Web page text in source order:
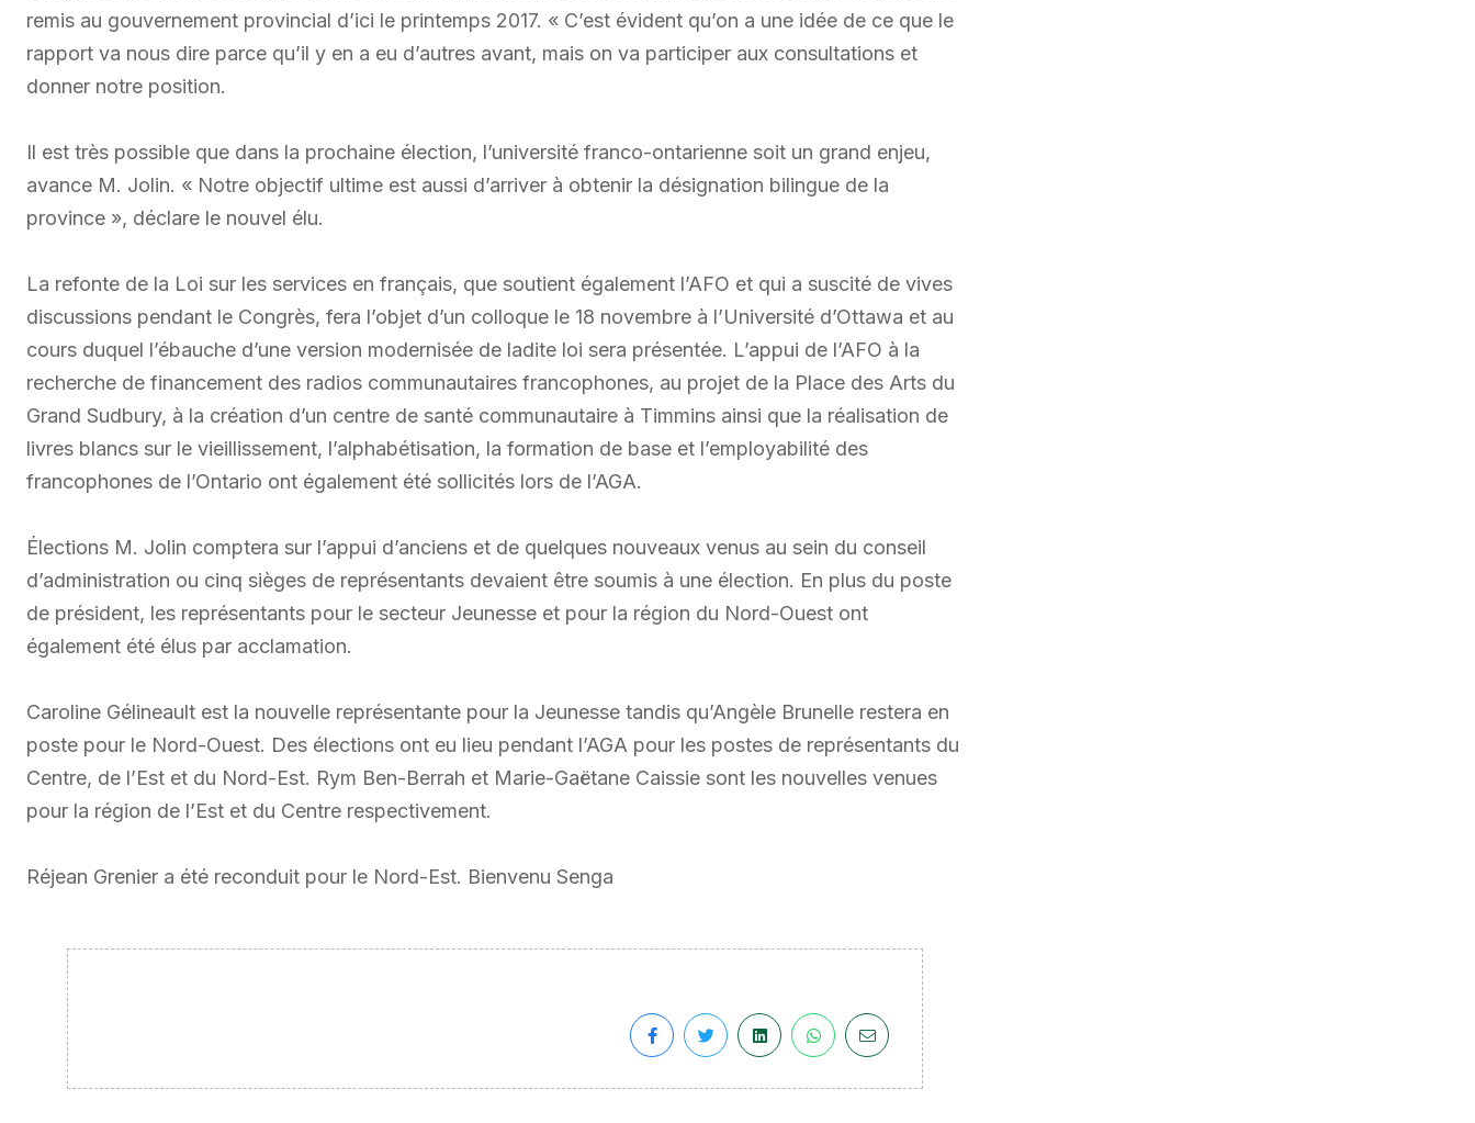
remis au gouvernement provincial d’ici le printemps 2017. « C’est évident qu’on a une idée de ce que le
rapport va nous dire parce qu’il y en a eu d’autres avant, mais on va participer aux consultations et
donner notre position.
Il est très possible que dans la prochaine élection, l’université franco-ontarienne soit un grand enjeu,
avance M. Jolin. « Notre objectif ultime est aussi d’arriver à obtenir la désignation bilingue de la
province », déclare le nouvel élu.
La refonte de la Loi sur les services en français, que soutient également l’AFO et qui a suscité de vives
discussions pendant le Congrès, fera l’objet d’un colloque le 18 novembre à l’Université d’Ottawa et au
cours duquel l’ébauche d’une version modernisée de ladite loi sera présentée. L’appui de l’AFO à la
recherche de financement des radios communautaires francophones, au projet de la Place des Arts du
Grand Sudbury, à la création d’un centre de santé communautaire à Timmins ainsi que la réalisation de
livres blancs sur le vieillissement, l’alphabétisation, la formation de base et l’employabilité des
francophones de l’Ontario ont également été sollicités lors de l’AGA.
Élections M. Jolin comptera sur l’appui d’anciens et de quelques nouveaux venus au sein du conseil
d’administration ou cinq sièges de représentants devaient être soumis à une élection. En plus du poste
de président, les représentants pour le secteur Jeunesse et pour la région du Nord-Ouest ont
également été élus par acclamation.
Caroline Gélineault est la nouvelle représentante pour la Jeunesse tandis qu’Angèle Brunelle restera en
poste pour le Nord-Ouest. Des élections ont eu lieu pendant l’AGA pour les postes de représentants du
Centre, de l’Est et du Nord-Est. Rym Ben-Berrah et Marie-Gaëtane Caissie sont les nouvelles venues
pour la région de l’Est et du Centre respectivement.
Réjean Grenier a été reconduit pour le Nord-Est. Bienvenu Senga